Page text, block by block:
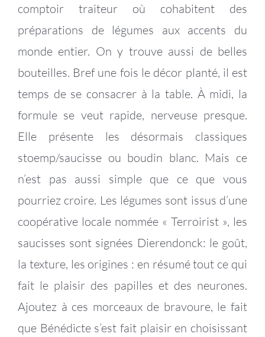
comptoir traiteur où cohabitent des
préparations de légumes aux accents du
monde entier. On y trouve aussi de belles
bouteilles. Bref une fois le décor planté, il est
temps de se consacrer à la table. À midi, la
formule se veut rapide, nerveuse presque.
Elle présente les désormais classiques
stoemp/saucisse ou boudin blanc. Mais ce
n’est pas aussi simple que ce que vous
pourriez croire. Les légumes sont issus d’une
coopérative locale nommée « Terroirist », les
saucisses sont signées Dierendonck: le goût,
la texture, les origines : en résumé tout ce qui
fait le plaisir des papilles et des neurones.
Ajoutez à ces morceaux de bravoure, le fait
que Bénédicte s’est fait plaisir en choisissant